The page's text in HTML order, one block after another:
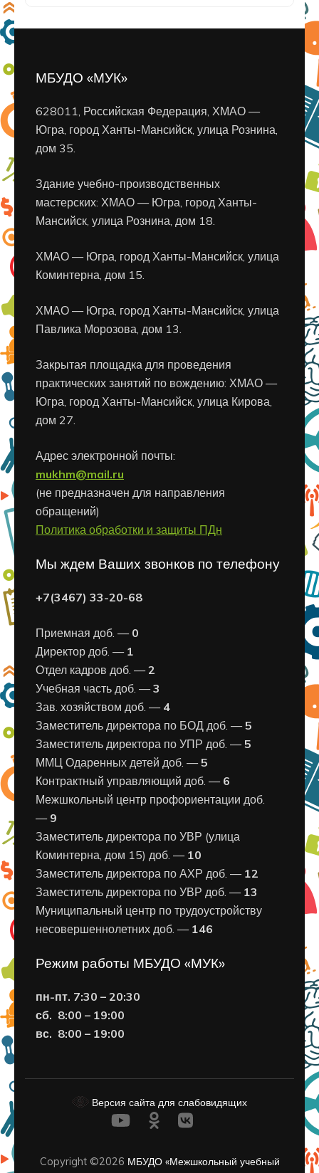
МБУДО «МУК»
628011, Российская Федерация, ХМАО —
Югра, город Ханты-Мансийск, улица Рознина,
дом 35.
Здание учебно-производственных
мастерских: ХМАО — Югра, город Ханты-
Мансийск, улица Рознина, дом 18.
ХМАО — Югра, город Ханты-Мансийск, улица
Коминтерна, дом 15.
ХМАО — Югра, город Ханты-Мансийск, улица
Павлика Морозова, дом 13.
Закрытая площадка для проведения
практических занятий по вождению: ХМАО —
Югра, город Ханты-Мансийск, улица Кирова,
дом 27.
Адрес электронной почты:
mukhm@mail.ru
(не предназначен для направления
обращений)
Политика обработки и защиты ПДн
Мы ждем Ваших звонков по телефону
+7(3467) 33-20-68
Приемная доб. — 0
Директор доб. — 1
Отдел кадров доб. —2
Учебная часть доб. —3
Зав. хозяйством доб. — 4
Заместитель директора по БОД доб. —5
Заместитель директора по УПР доб. —5
ММЦ Одаренных детей доб. —5
Контрактный управляющий доб. — 6
Межшкольный центр профориентации доб.
— 9
Заместитель директора по УВР (улица
Коминтерна, дом 15) доб. — 10
Заместитель директора по АХР доб. — 12
Заместитель директора по УВР доб. — 13
Муниципальный центр по трудоустройству
несовершеннолетних доб. — 146
Режим работы МБУДО «МУК»
пн-пт. 7:30 – 20:30
сб. 8:00 – 19:00
вс. 8:00 – 19:00
Версия сайта для слабовидящих
Copyright ©2026 МБУДО «Межшкольный учебный